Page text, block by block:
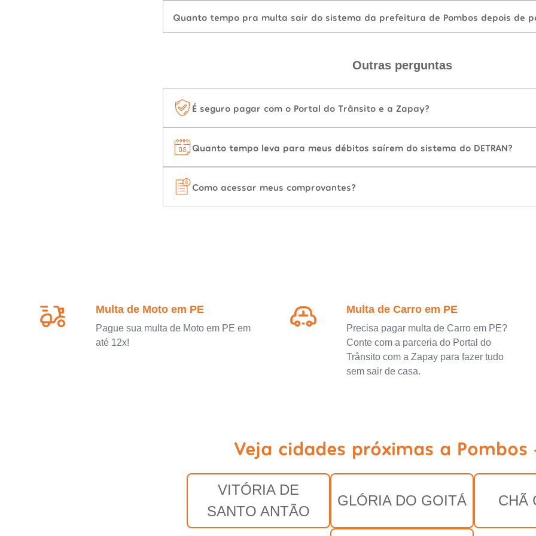
Quanto tempo pra multa sair do sistema da prefeitura de Pombos depois de
Outras perguntas
É seguro pagar com o Portal do Trânsito e a Zapay?
Quanto tempo leva para meus débitos saírem do sistema do DETRAN?
Como acessar meus comprovantes?
Multa de Moto em PE
Pague sua multa de Moto em PE em
até 12x!
Multa de Carro em PE
Precisa pagar multa de Carro em PE?
Conte com a parceria do Portal do
Trânsito com a Zapay para fazer tudo
sem sair de casa.
Veja cidades próximas a Pombos
VITÓRIA DE
SANTO ANTÃO
GLÓRIA DO GOITÁ CHÃ